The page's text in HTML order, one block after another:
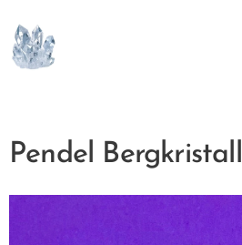
Pendel Bergkristall